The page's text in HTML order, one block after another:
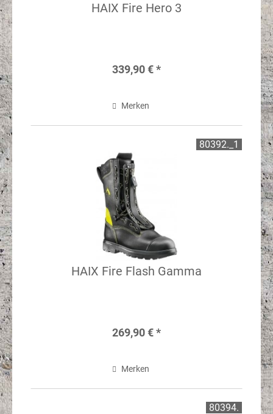
HAIX Fire Hero 3
339,90 € *
Merken
HAIX Fire Flash Gamma
269,90 € *
Merken
80392._1
80394.